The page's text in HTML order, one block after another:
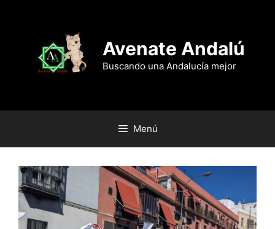
Avenate Andalú
Buscando una Andalucía mejor
Menú